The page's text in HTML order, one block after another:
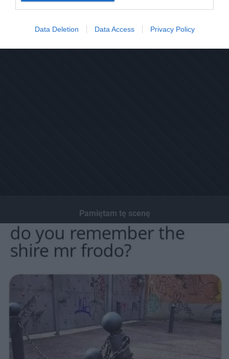
Data Deletion Data Access Privacy Policy
Pamiętam tę scenę